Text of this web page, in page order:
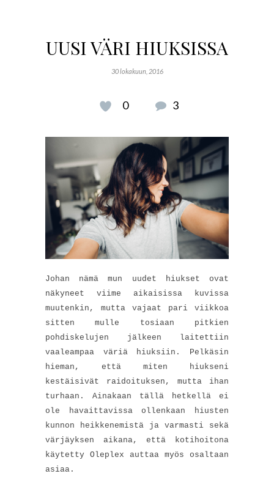
UUSI VÄRI HIUKSISSA
30 lokakuun, 2016
0 3
Johan nämä mun uudet hiukset ovat
näkyneet viime aikaisissa kuvissa
muutenkin, mutta vajaat pari viikkoa
sitten mulle tosiaan pitkien
pohdiskelujen jälkeen laitettiin
vaaleampaa väriä hiuksiin. Pelkäsin
hieman, että miten hiukseni
kestäisivät raidoituksen, mutta ihan
turhaan. Ainakaan tällä hetkellä ei
ole havaittavissa ollenkaan hiusten
kunnon heikkenemistä ja varmasti sekä
värjäyksen aikana, että kotihoitona
käytetty Oleplex auttaa myös osaltaan
asiaa.